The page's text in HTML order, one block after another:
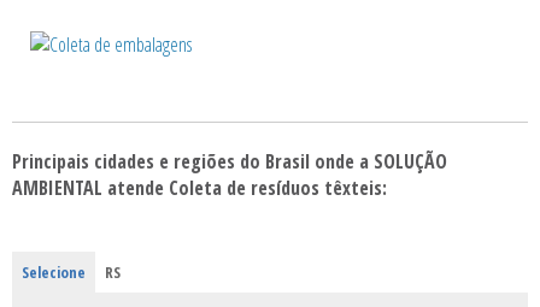
Principais cidades e regiões do Brasil onde a SOLUÇÃO
AMBIENTAL atende Coleta de resíduos têxteis:
Selecione RS